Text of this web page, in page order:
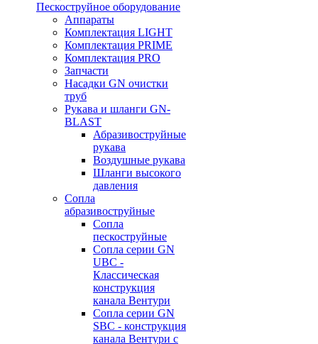
Пескоструйное оборудование
Аппараты
Комплектация LIGHT
Комплектация PRIME
Комплектация PRO
Запчасти
Насадки GN очистки
труб
Рукава и шланги GN-
BLAST
Абразивоструйные
рукава
Воздушные рукава
Шланги высокого
давления
Сопла
абразивоструйные
Сопла
пескоструйные
Сопла серии GN
UBC -
Классическая
конструкция
канала Вентури
Сопла серии GN
SBC - конструкция
канала Вентури c